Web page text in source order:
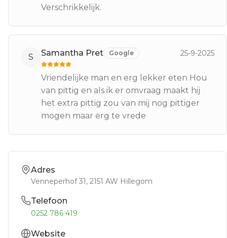
Verschrikkelijk.
S Samantha Pret Google 25-9-2025
Vriendelijke man en erg lekker eten Hou
van pittig en als ik er omvraag maakt hij
het extra pittig zou van mij nog pittiger
mogen maar erg te vrede
Adres
Venneperhof 31, 2151 AW Hillegom
Telefoon
0252 786 419
Website